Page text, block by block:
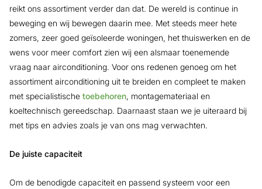
reikt ons assortiment verder dan dat. De wereld is continue in
beweging en wij bewegen daarin mee. Met steeds meer hete
zomers, zeer goed geïsoleerde woningen, het thuiswerken en de
wens voor meer comfort zien wij een alsmaar toenemende
vraag naar airconditioning. Voor ons redenen genoeg om het
assortiment airconditioning uit te breiden en compleet te maken
met specialistische toebehoren, montagemateriaal en
koeltechnisch gereedschap. Daarnaast staan we je uiteraard bij
met tips en advies zoals je van ons mag verwachten.
De juiste capaciteit
Om de benodigde capaciteit en passend systeem voor een